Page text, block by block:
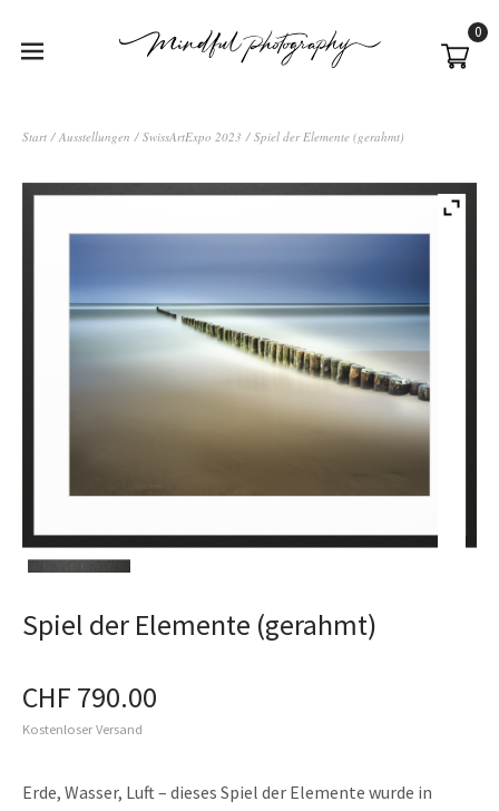
Start / Ausstellungen / SwissArtExpo 2023 / Spiel der Elemente (gerahmt)
Spiel der Elemente (gerahmt)
CHF 790.00
Kostenloser Versand
Erde, Wasser, Luft – dieses Spiel der Elemente wurde in
0